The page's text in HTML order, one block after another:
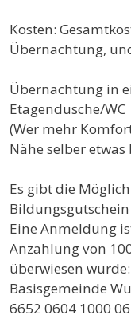
Kosten:
Übernachtung,
Übernachtung in
Etagendusche/WC
(Wer mehr
Nähe selber etwas
Es gibt die
Eine Anmeldung
Anzahlung von
überwiesen wurde:
Basisgemeinde
6652 0604 1000